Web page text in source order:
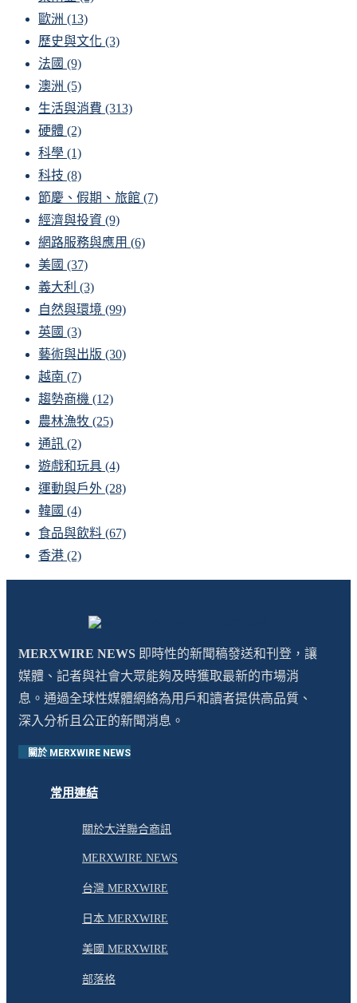
歐洲 (13)
歷史與文化 (3)
法國 (9)
澳洲 (5)
生活與消費 (313)
硬體 (2)
科學 (1)
科技 (8)
節慶、假期、旅館 (7)
經濟與投資 (9)
網路服務與應用 (6)
美國 (37)
義大利 (3)
自然與環境 (99)
英國 (3)
藝術與出版 (30)
越南 (7)
趨勢商機 (12)
農林漁牧 (25)
通訊 (2)
遊戲和玩具 (4)
運動與戶外 (28)
韓國 (4)
食品與飲料 (67)
香港 (2)
MERXWIRE NEWS 即時性的新聞稿發送和刊登，讓
媒體、記者與社會大眾能夠及時獲取最新的市場消
息。通過全球性媒體網絡為用戶和讀者提供高品質、
深入分析且公正的新聞消息。
關於 MERXWIRE NEWS
常用連結
關於大洋聯合商訊
MERXWIRE NEWS
台灣 MERXWIRE
日本 MERXWIRE
美國 MERXWIRE
部落格